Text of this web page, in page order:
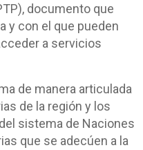
documento que
y con el que pueden
a servicios
de manera articulada
de la región y los
sistema de Naciones
que se adecúen a la